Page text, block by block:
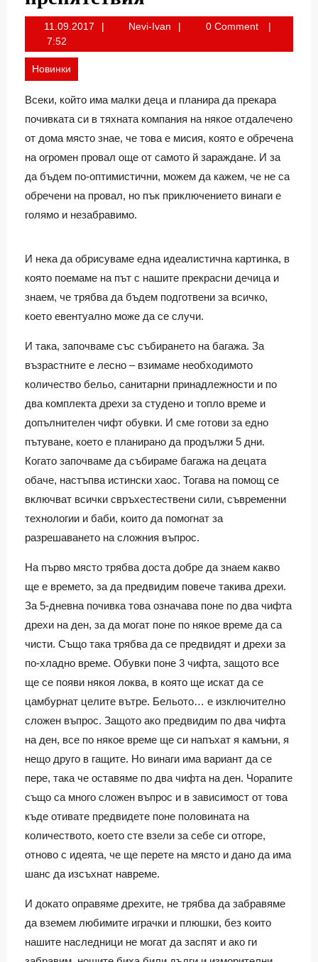
11.09.201711.09.2017Nevi-Ivan Nevi-
0 Comment
7:52
Новинки
Всеки, който има малки деца и планира да прекара
почивката си в тяхната компания на някое отдалечено
от дома място знае, че това е мисия, която е обречена
на огромен провал още от самото й зараждане. И за
да бъдем по-оптимистични, можем да кажем, че не са
обречени на провал, но пък приключението винаги е
голямо и незабравимо.
И нека да обрисуваме една идеалистична картинка, в
която поемаме на път с нашите прекрасни дечица и
знаем, че трябва да бъдем подготвени за всичко,
което евентуално може да се случи.
И така, започваме със събирането на багажа. За
възрастните е лесно – взимаме необходимото
количество бельо, санитарни принадлежности и по
два комплекта дрехи за студено и топло време и
допълнителен чифт обувки. И сме готови за едно
пътуване, което е планирано да продължи 5 дни.
Когато започваме да събираме багажа на децата
обаче, настъпва истински хаос. Тогава на помощ се
включват всички свръхестествени сили, съвременни
технологии и баби, които да помогнат за
разрешаването на сложния въпрос.
На първо място трябва доста добре да знаем какво
ще е времето, за да предвидим повече такива дрехи.
За 5-дневна почивка това означава поне по два чифта
дрехи на ден, за да могат поне по някое време да са
чисти. Също така трябва да се предвидят и дрехи за
по-хладно време. Обувки поне 3 чифта, защото все
ще се появи някоя локва, в която ще искат да се
цамбурнат целите вътре. Бельото… е изключително
сложен въпрос. Защото ако предвидим по два чифта
на ден, все по някое време ще си напъхат я камъни, я
нещо друго в гащите. Но винаги има вариант да се
пере, така че оставяме по два чифта на ден. Чорапите
също са много сложен въпрос и в зависимост от това
къде отивате предвидете поне половината на
количеството, което сте взели за себе си отгоре,
отново с идеята, че ще перете на място и дано да има
шанс да изсъхнат навреме.
И докато оправяме дрехите, не трябва да забравяме
да вземем любимите играчки и плюшки, без които
нашите наследници не могат да заспят и ако ги